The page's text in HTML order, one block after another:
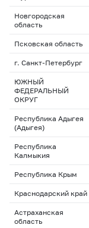
Новгородская
область
Псковская область
г. Санкт-Петербург
ЮЖНЫЙ
ФЕДЕРАЛЬНЫЙ
ОКРУГ
Республика Адыгея
(Адыгея)
Республика
Калмыкия
Республика Крым
Краснодарский край
Астраханская
область